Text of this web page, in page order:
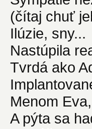
(čítaj chuť
Ilúzie, sny...
Nastúpila
Tvrdá ako
Menom
A pýta sa